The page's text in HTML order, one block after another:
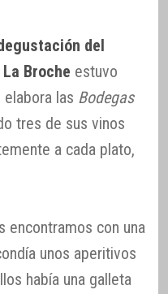
del
Broche estuvo
las Bodegas
tres de sus vinos
a cada plato,
encontramos con una
unos aperitivos
había una galleta